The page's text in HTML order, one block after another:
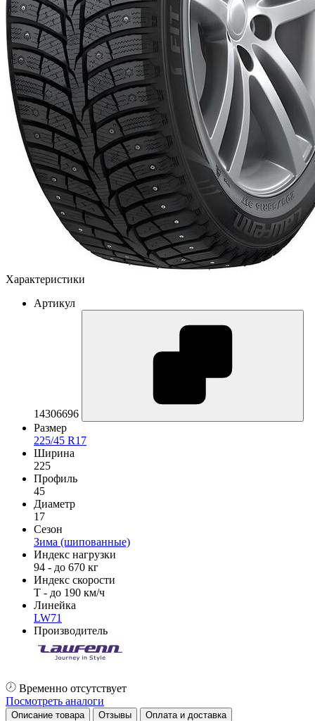
Характеристики
Артикул
14306696
Размер
225/45 R17
Ширина
225
Профиль
45
Диаметр
17
Сезон
Зима (шипованные)
Индекс нагрузки
94 - до 670 кг
Индекс скорости
T - до 190 км/ч
Линейка
LW71
Производитель
Временно отсутствует
Посмотреть аналоги
Описание товара Отзывы Оплата и доставка